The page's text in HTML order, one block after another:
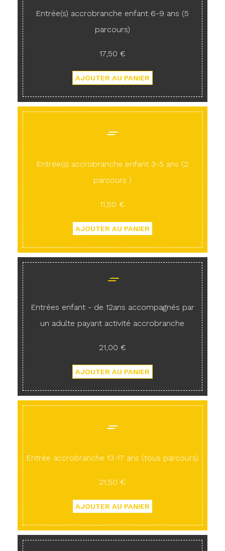
Entrée(s) accrobranche enfant 6-9 ans (5
parcours)
17,50 €
Entrée(s) accrobranche enfant 3-5 ans (2
parcours )
11,50 €
Entrées enfant - de 12ans accompagnés par
un adulte payant activité accrobranche
21,00 €
Entrée accrobranche 13-17 ans (tous parcours)
21,50 €